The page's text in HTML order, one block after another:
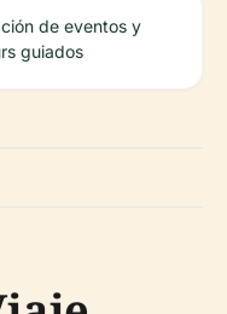
de eventos y
guiados